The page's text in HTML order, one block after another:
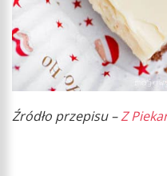
Źródło przepisu –Z